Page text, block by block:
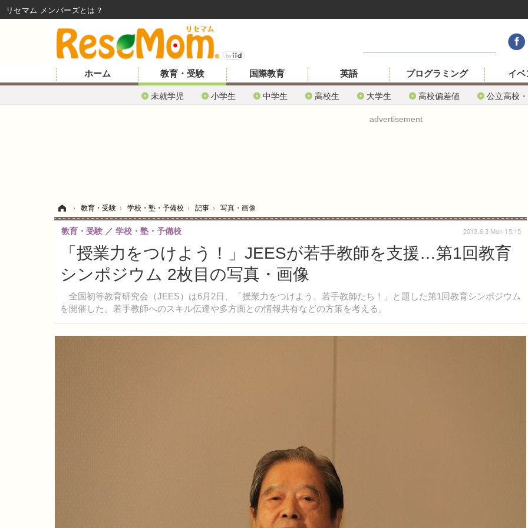
ホーム 教育・受験
未就学児 小学生 中学生 高校生 大学生 高校偏差値 公立高校
国際教育 英語 プログラミング イベ
advertisement
› 教育・受験 › 学校・塾・予備校 › 記事 › 写真・画像
「授業力をつけよう！」JEESが若手教師を支援…第1回教育
シンポジウム 2枚目の写真・画像
全国初等教育研究会（JEES）は6月2日、「授業力をつけよう、若手教師たち！」と題した第1回教育シンポジウム
を開催した。若手教師へのスキル伝達や多方面との情報共有などの方策を考える。
教育・受験 学校・塾・予備校 2013.6.3 Mon 15:15
リセマム メンバーズ